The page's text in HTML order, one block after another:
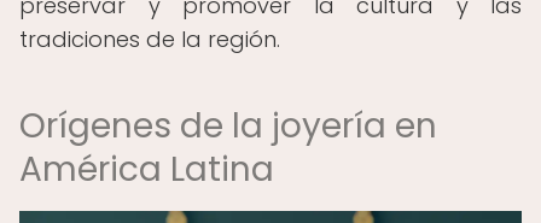
tradiciones de la región.
Orígenes de la joyería en
América Latina